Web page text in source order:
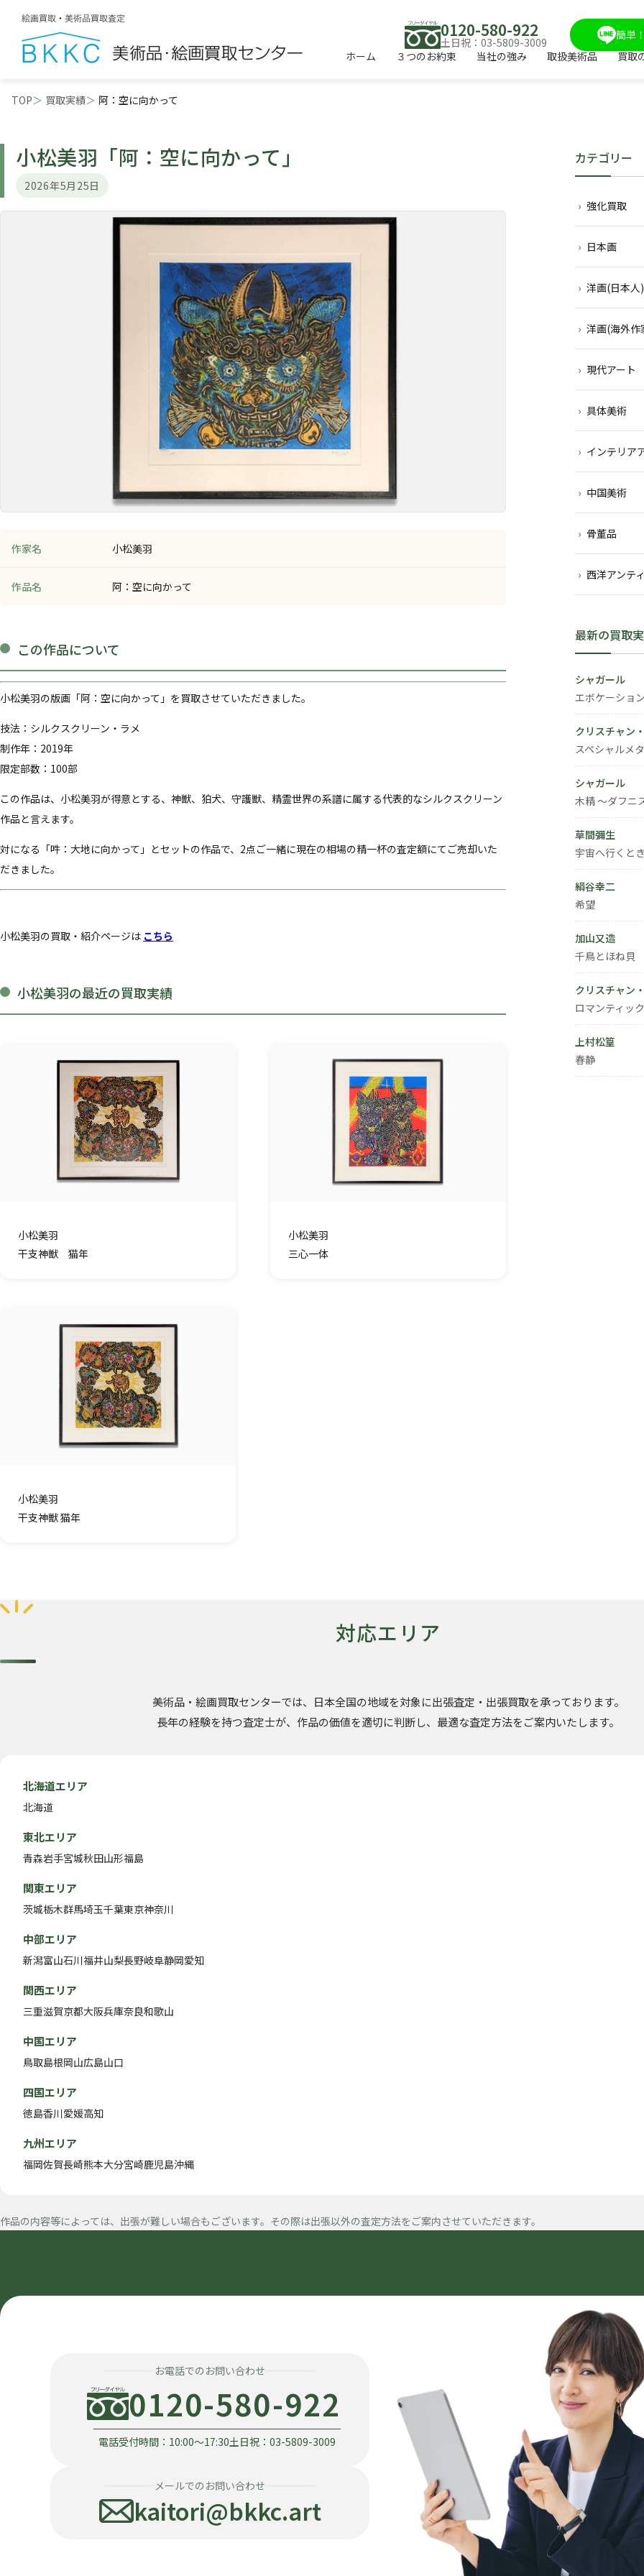
0120-580-922
土日祝：03-5809-3009
簡単
ホーム
３つのお約束 当社の強み 取扱美術品 買取
TOP 買取実績 阿：空に向かって
小松美羽 「阿：空に向かって」
2026年5月25日
作家名 小松美羽
作品名 阿：空に向かって
この作品について
小松美羽の版画「阿：空に向かって」を買取させていただきました。
技法：シルクスクリーン・ラメ
制作年：2019年
限定部数：100部
この作品は、 小松美羽が得意とする、神獣、狛犬、守護獣、精霊世界の系譜に属する代表的なシルクスクリーン
作品と言えます。
対になる「吽：大地に向かって」とセットの作品で、2点ご一緒に現在の相場の精一杯の査定額にてご売却いた
だきました。
小松美羽の買取・紹介ページは こちら
小松美羽の最近の買取実績
小松美羽
干支神獣 猫年
小松美羽
三心一体
小松美羽
干支神獣 猫年
カテゴリー
強化買取
日本画
洋画(日本人)
洋画(海外作
現代アート
具体美術
インテリア
中国美術
骨董品
西洋アンテ
最新の買取
シャガール
エボケーション
クリスチャン
スペシャルメ
シャガール
木精 ～ダフニ
草間彌生
宇宙へ行くと
絹谷幸二
希望
加山又造
千鳥とほね貝
クリスチャン
ロマンティッ
上村松篁
春静
対応エリア
美術品・絵画買取センターでは、日本全国の地域を対象に出張査定・出張買取を承っております。
長年の経験を持つ査定士が、作品の価値を適切に判断し、最適な査定方法をご案内いたします。
北海道エリア
北海道
東北エリア
青森岩手宮城秋田山形福島
関東エリア
茨城栃木群馬埼玉千葉東京神奈川
中部エリア
新潟富山石川福井山梨長野岐阜静岡愛知
関西エリア
三重滋賀京都大阪兵庫奈良和歌山
中国エリア
鳥取島根岡山広島山口
四国エリア
徳島香川愛媛高知
九州エリア
福岡佐賀長崎熊本大分宮崎鹿児島沖縄
作品の内容等によっては、出張が難しい場合もございます。その際は出張以外の査定方法をご案内させていただきます。
お電話でのお問い合わせ
0120-580-922
電話受付時間：10:00〜17:30土日祝：03-5809-3009
メールでのお問い合わせ
kaitori@bkkc.art